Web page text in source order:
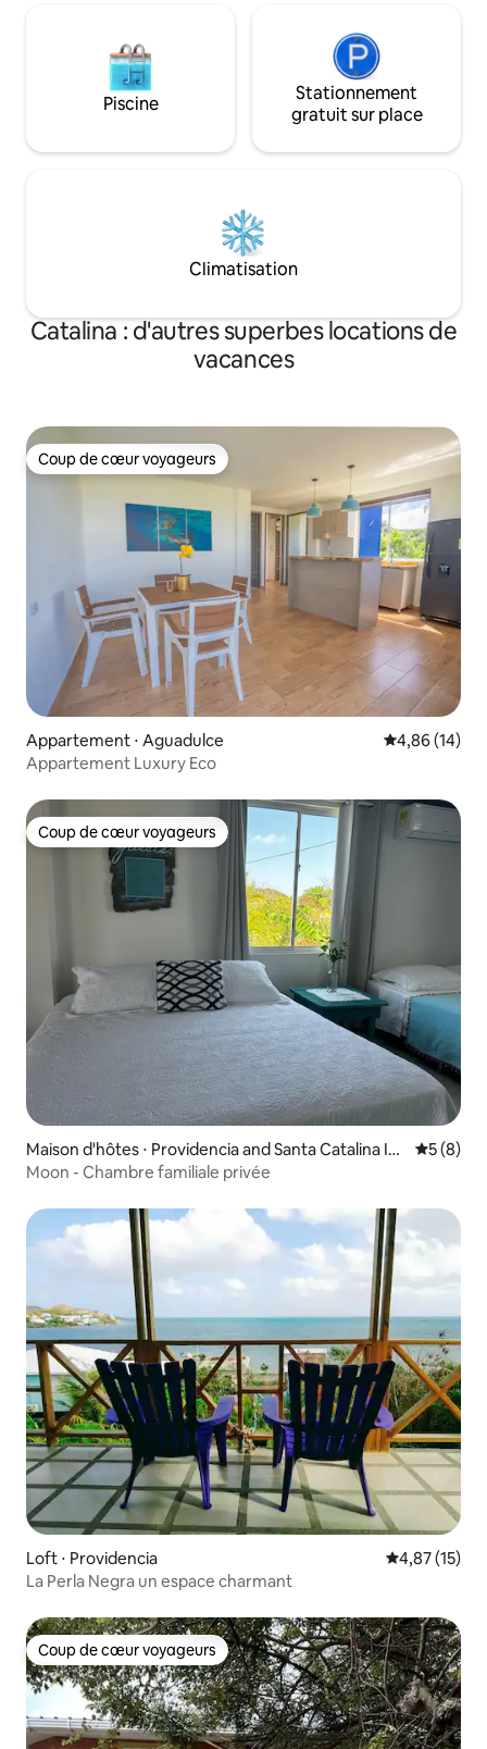
Piscine
Stationnement
gratuit sur place
Climatisation
Catalina : d'autres superbes locations de
vacances
Coup de cœur voyageurs
Coup de cœur voyageurs
Appartement ⋅ Aguadulce Évaluation
4,86 (14)
Appartement Luxury Eco
Coup de cœur voyageurs
Coup de cœur voyageurs
Maison d'hôtes ⋅ Providencia and Santa Catalina Isl
ands
5 (8)
Moon - Chambre familiale privée
Loft ⋅ Providencia Évaluation
4,87 (15)
La Perla Negra un espace charmant
Coup de cœur voyageurs
Coup de cœur voyageurs